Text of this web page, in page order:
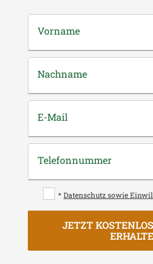
Vorname
Nachname
E-Mail
Telefonnummer
* Datenschutz sowie
JETZT